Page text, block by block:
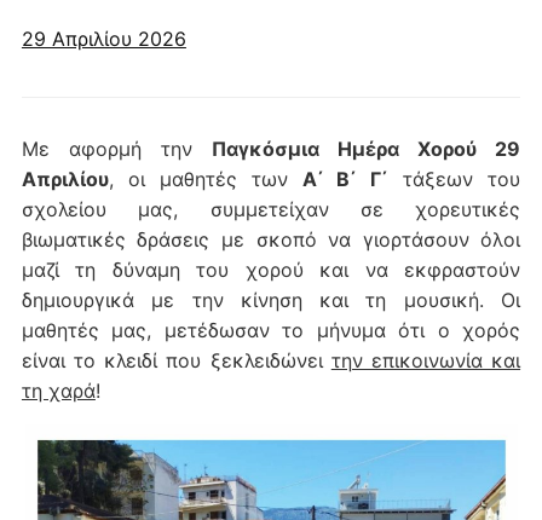
29 Απριλίου 2026
Με αφορμή την Παγκόσμια Ημέρα Χορού 29
Απριλίου, οι μαθητές των Α΄ Β΄ Γ΄ τάξεων του
σχολείου μας, συμμετείχαν σε χορευτικές
βιωματικές δράσεις με σκοπό να γιορτάσουν όλοι
μαζί τη δύναμη του χορού και να εκφραστούν
δημιουργικά με την κίνηση και τη μουσική. Οι
μαθητές μας, μετέδωσαν το μήνυμα ότι ο χορός
είναι το κλειδί που ξεκλειδώνει την επικοινωνία και
τη χαρά!